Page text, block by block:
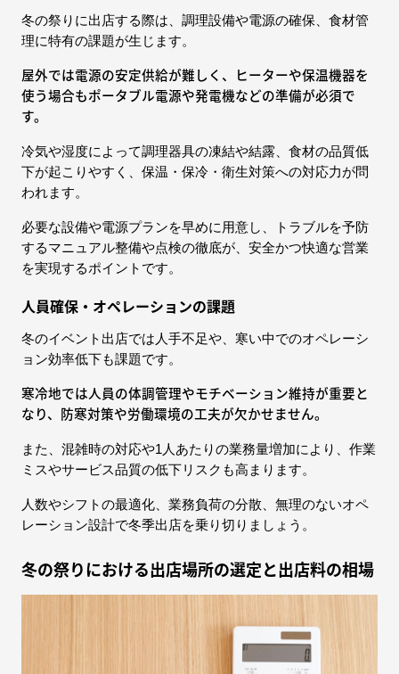
冬の祭りに出店する際は、調理設備や電源の確保、食材管
理に特有の課題が生じます。
屋外では電源の安定供給が難しく、ヒーターや保温機器を
使う場合もポータブル電源や発電機などの準備が必須で
す。
冷気や湿度によって調理器具の凍結や結露、食材の品質低
下が起こりやすく、保温・保冷・衛生対策への対応力が問
われます。
必要な設備や電源プランを早めに用意し、トラブルを予防
するマニュアル整備や点検の徹底が、安全かつ快適な営業
を実現するポイントです。
人員確保・オペレーションの課題
冬のイベント出店では人手不足や、寒い中でのオペレーシ
ョン効率低下も課題です。
寒冷地では人員の体調管理やモチベーション維持が重要と
なり、防寒対策や労働環境の工夫が欠かせません。
また、混雑時の対応や1人あたりの業務量増加により、作業
ミスやサービス品質の低下リスクも高まります。
人数やシフトの最適化、業務負荷の分散、無理のないオペ
レーション設計で冬季出店を乗り切りましょう。
冬の祭りにおける出店場所の選定と出店料の相場